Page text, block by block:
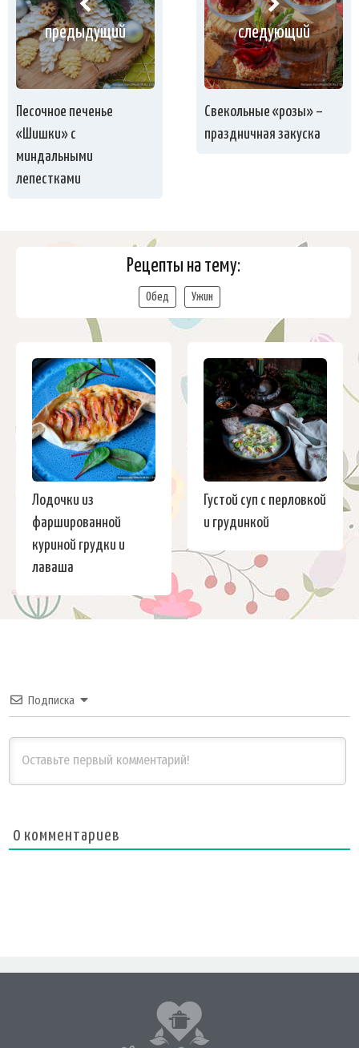
предыдущий
Песочное печенье
«Шишки» с
миндальными
лепестками
следующий
Свекольные «розы» –
праздничная закуска
Рецепты на тему:
Обед Ужин
Лодочки из
фаршированной
куриной грудки и
лаваша
Густой суп с перловкой
и грудинкой
Подписка
0 комментариев